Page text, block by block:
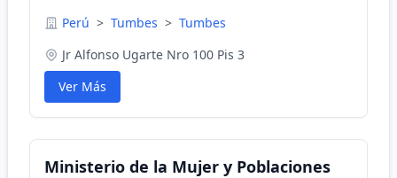
Perú > Tumbes > Tumbes
Jr Alfonso Ugarte Nro 100 Pis 3
Ver Más
Ministerio de la Mujer y Poblaciones